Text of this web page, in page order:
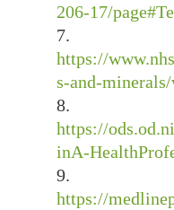
206-17/
https://
s-and-
https://
inA-
https://